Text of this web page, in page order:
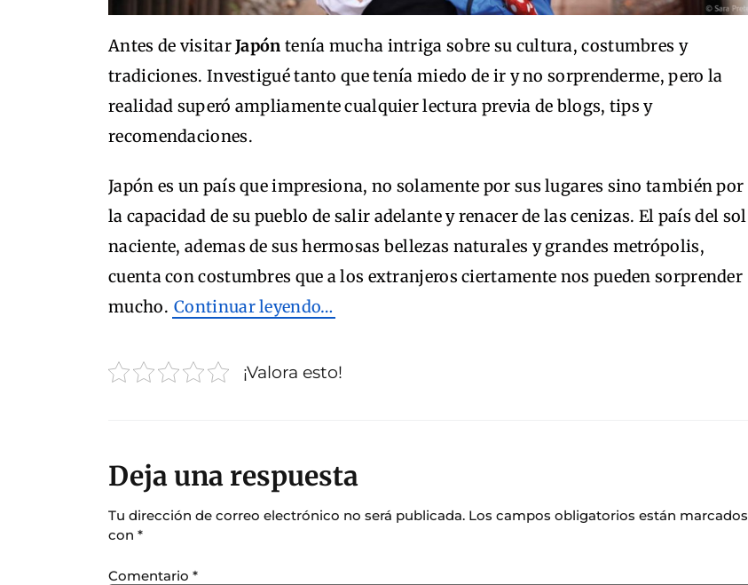
Antes de visitarJapón tenía mucha intriga sobre su cultura, costumbres y
tradiciones. Investigué tanto que tenía miedo de ir y no sorprenderme, pero la
realidad superó ampliamente cualquier lectura previa de blogs, tips y
recomendaciones.
Japón es un país que impresiona, no solamente por sus lugares sino también por
la capacidad de su pueblo de salir adelante y renacer de las cenizas. El país del sol
naciente, ademas de sus hermosas bellezas naturales y grandes metrópolis,
cuenta con costumbres que a los extranjeros ciertamente nos pueden sorprender
mucho. Continuar leyendo…
¡Valora esto!
Deja una respuesta
Tu dirección de correo electrónico no será publicada. Los campos obligatorios están marcados
con *
Comentario *